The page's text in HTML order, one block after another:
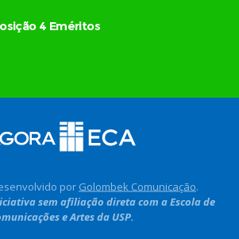
4 Eméritos
por Golombek Comunicação.
sem afiliação direta com a Escola de
e Artes da USP.